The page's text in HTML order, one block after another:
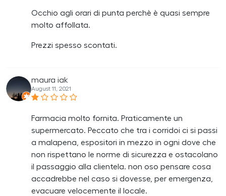
Occhio agli orari di punta perchè è quasi sempre
molto affollata.
Prezzi spesso scontati.
maura iak
August 11, 2021
Farmacia molto fornita. Praticamente un
supermercato. Peccato che tra i corridoi ci si passi
a malapena, espositori in mezzo in ogni dove che
non rispettano le norme di sicurezza e ostacolano
il passaggio alla clientela. non oso pensare cosa
accadrebbe nel caso si dovesse, per emergenza,
evacuare velocemente il locale.